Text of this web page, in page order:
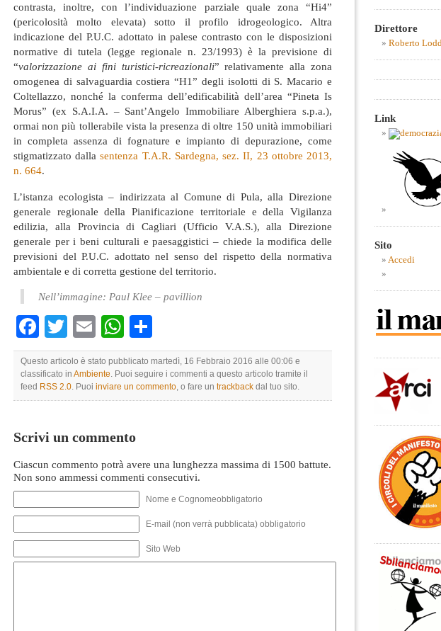
contrasta, inoltre, con l’individuazione parziale quale zona “Hi4”
(pericolosità molto elevata) sotto il profilo idrogeologico. Altra
indicazione del P.U.C. adottato in palese contrasto con le disposizioni
normative di tutela (legge regionale n. 23/1993) è la previsione di
“valorizzazione ai fini turistici-ricreazionali” relativamente alla zona
omogenea di salvaguardia costiera “H1” degli isolotti di S. Macario e
Coltellazzo, nonché la conferma dell’edificabilità dell’area “Pineta Is
Morus” (ex S.A.I.A. – Sant’Angelo Immobiliare Alberghiera s.p.a.),
ormai non più tollerabile vista la presenza di oltre 150 unità immobiliari
in completa assenza di fognature e impianto di depurazione, come
stigmatizzato dallasentenza T.A.R. Sardegna, sez. II, 23 ottobre 2013,
n. 664.
L’istanza ecologista – indirizzata al Comune di Pula, alla Direzione
generale regionale della Pianificazione territoriale e della Vigilanza
edilizia, alla Provincia di Cagliari (Ufficio V.A.S.), alla Direzione
generale per i beni culturali e paesaggistici – chiede la modifica delle
previsioni del P.U.C. adottato nel senso del rispetto della normativa
ambientale e di corretta gestione del territorio.
Nell’immagine: Paul Klee – pavillion
Facebook
TwitterEmailWhatsApp
Questo articolo è stato pubblicato martedì, 16 Febbraio 2016 alle 00:06 e
classificato in Ambiente. Puoi seguire i commenti a questo articolo tramite il
feed RSS 2.0. Puoi inviare un commento, o fare un trackback dal tuo sito.
Scrivi un commento
Ciascun commento potrà avere una lunghezza massima di 1500 battute.
Non sono ammessi commenti consecutivi.
Nome e Cognomeobbligatorio
E-mail (non verrà pubblicata) obbligatorio
Sito Web
Direttore
Roberto
Link
Sito
Accedi